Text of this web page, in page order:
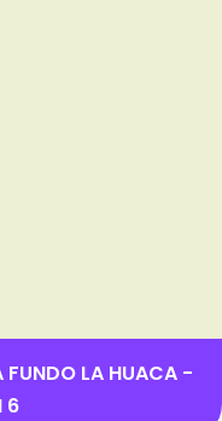
FUNDO LA HUACA -
6